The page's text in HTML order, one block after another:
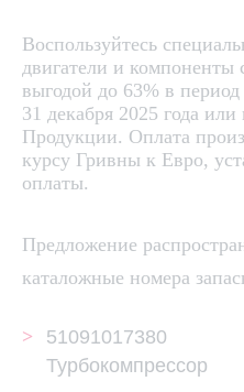
Воспользуйтесь
двигатели и компоненты
выгодой до 63% в
31 декабря 2025 года
Продукции. Оплата
курсу Гривны к Евро,
оплаты.
Предложение
каталожные номера
51091017380
Турбокомпрессор